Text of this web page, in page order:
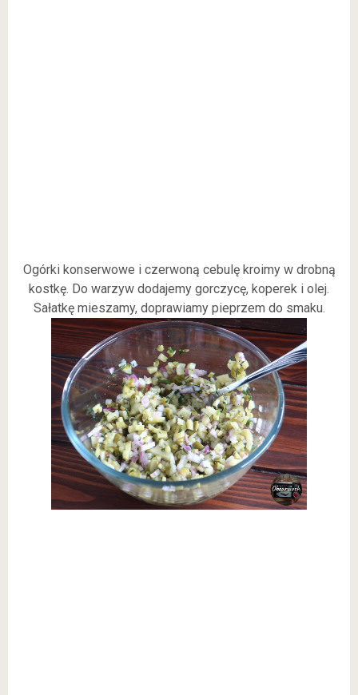
Ogórki konserwowe i czerwoną cebulę kroimy w drobną
kostkę. Do warzyw dodajemy gorczycę, koperek i olej.
Sałatkę mieszamy, doprawiamy pieprzem do smaku.